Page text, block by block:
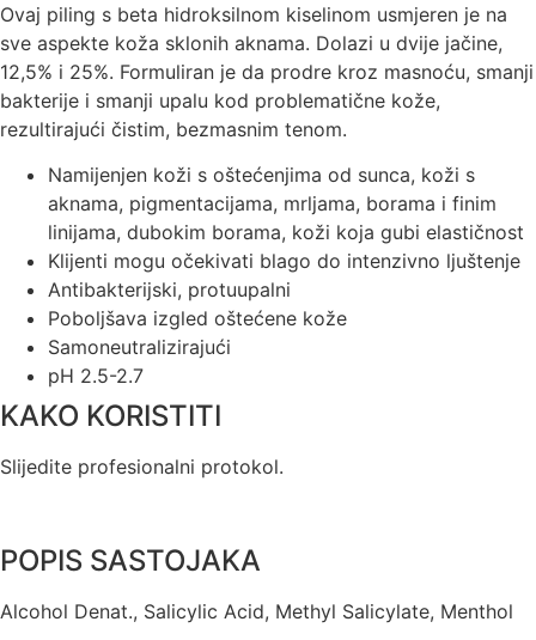
Ovaj piling s beta hidroksilnom kiselinom usmjeren je na
sve aspekte koža sklonih aknama. Dolazi u dvije jačine,
12,5% i 25%. Formuliran je da prodre kroz masnoću, smanji
bakterije i smanji upalu kod problematične kože,
rezultirajući čistim, bezmasnim tenom.
Namijenjen koži s oštećenjima od sunca, koži s
aknama, pigmentacijama, mrljama, borama i finim
linijama, dubokim borama, koži koja gubi elastičnost
Klijenti mogu očekivati blago do intenzivno ljuštenje
Antibakterijski, protuupalni
Poboljšava izgled oštećene kože
Samoneutralizirajući
pH 2.5-2.7
KAKO KORISTITI
Slijedite profesionalni protokol.
POPIS SASTOJAKA
Alcohol Denat., Salicylic Acid, Methyl Salicylate, Menthol